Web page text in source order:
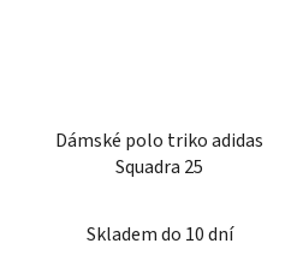
Dámské polo triko adidas
Squadra 25
Skladem do 10 dní